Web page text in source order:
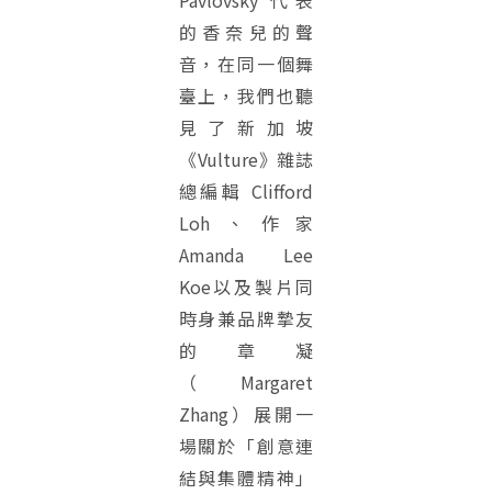
的香奈兒的聲
音，在同一個舞
臺上，我們也聽
見了新加坡
《Vulture》雜誌
總編輯 Clifford
Loh、作家
Amanda Lee
Koe以及製片同
時身兼品牌摯友
的章凝
（Margaret
Zhang）展開一
場關於「創意連
結與集體精神」